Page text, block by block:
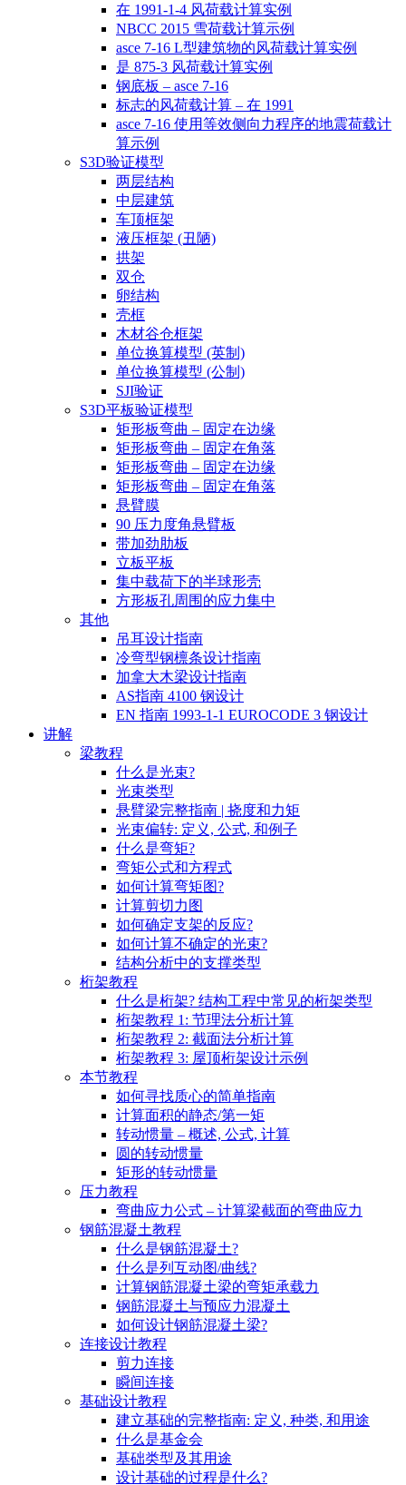
在 1991-1-4 风荷载计算实例
NBCC 2015 雪荷载计算示例
asce 7-16 L型建筑物的风荷载计算实例
是 875-3 风荷载计算实例
钢底板 – asce 7-16
标志的风荷载计算 – 在 1991
asce 7-16 使用等效侧向力程序的地震荷载计
算示例
S3D验证模型
两层结构
中层建筑
车顶框架
液压框架 (丑陋)
拱架
双仓
卵结构
壳框
木材谷仓框架
单位换算模型 (英制)
单位换算模型 (公制)
SJI验证
S3D平板验证模型
矩形板弯曲 – 固定在边缘
矩形板弯曲 – 固定在角落
矩形板弯曲 – 固定在边缘
矩形板弯曲 – 固定在角落
悬臂膜
90 压力度角悬臂板
带加劲肋板
立板平板
集中载荷下的半球形壳
方形板孔周围的应力集中
其他
吊耳设计指南
冷弯型钢檩条设计指南
加拿大木梁设计指南
AS指南 4100 钢设计
EN 指南 1993-1-1 EUROCODE 3 钢设计
讲解
梁教程
什么是光束?
光束类型
悬臂梁完整指南 | 挠度和力矩
光束偏转: 定义, 公式, 和例子
什么是弯矩?
弯矩公式和方程式
如何计算弯矩图?
计算剪切力图
如何确定支架的反应?
如何计算不确定的光束?
结构分析中的支撑类型
桁架教程
什么是桁架? 结构工程中常见的桁架类型
桁架教程 1: 节理法分析计算
桁架教程 2: 截面法分析计算
桁架教程 3: 屋顶桁架设计示例
本节教程
如何寻找质心的简单指南
计算面积的静态/第一矩
转动惯量 – 概述, 公式, 计算
圆的转动惯量
矩形的转动惯量
压力教程
弯曲应力公式 – 计算梁截面的弯曲应力
钢筋混凝土教程
什么是钢筋混凝土?
什么是列互动图/曲线?
计算钢筋混凝土梁的弯矩承载力
钢筋混凝土与预应力混凝土
如何设计钢筋混凝土梁?
连接设计教程
剪力连接
瞬间连接
基础设计教程
建立基础的完整指南: 定义, 种类, 和用途
什么是基金会
基础类型及其用途
设计基础的过程是什么?